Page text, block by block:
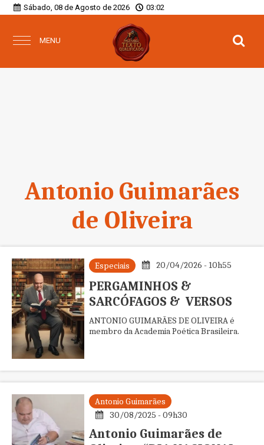
Sábado, 08 de Agosto de 2026 03:02
MENU
Antonio Guimarães
de Oliveira
Especiais 20/04/2026 - 10h55
PERGAMINHOS &
SARCÓFAGOS & VERSOS
ANTONIO GUIMARÃES DE OLIVEIRA é
membro da Academia Poética Brasileira.
Antonio Guimarães
30/08/2025 - 09h30
Antonio Guimarães de